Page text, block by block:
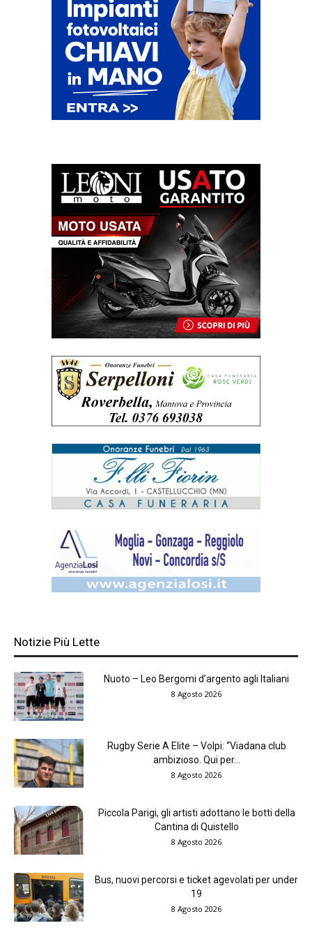
Notizie Più Lette
Nuoto – Leo Bergomi d’argento agli Italiani
8 Agosto 2026
Rugby Serie A Elite – Volpi: “Viadana club
ambizioso. Qui per...
8 Agosto 2026
Piccola Parigi, gli artisti adottano le botti della
Cantina di Quistello
8 Agosto 2026
Bus, nuovi percorsi e ticket agevolati per under
19
8 Agosto 2026